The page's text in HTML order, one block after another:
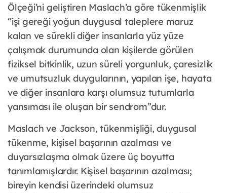
Ölçeği’ni geliştiren Maslach’a göre tükenmişlik
“işi gereği yoğun duygusal taleplere maruz
kalan ve sürekli diğer insanlarla yüz yüze
çalışmak durumunda olan kişilerde görülen
fiziksel bitkinlik, uzun süreli yorgunluk, çaresizlik
ve umutsuzluk duygularının, yapılan işe, hayata
ve diğer insanlara karşı olumsuz tutumlarla
yansıması ile oluşan bir sendrom”dur.
Maslach ve Jackson, tükenmişliği, duygusal
tükenme, kişisel başarının azalması ve
duyarsızlaşma olmak üzere üç boyutta
tanımlamışlardır. Kişisel başarının azalması;
bireyin kendisi üzerindeki olumsuz